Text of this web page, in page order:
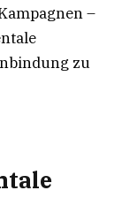
–
zu